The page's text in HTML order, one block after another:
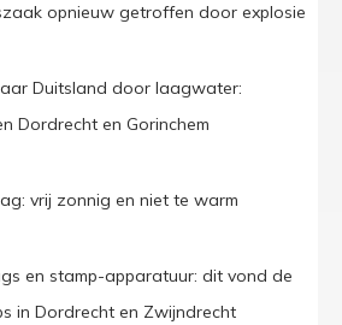
opnieuw getroffen door explosie
Duitsland door laagwater:
Dordrecht en Gorinchem
vrij zonnig en niet te warm
en stamp-apparatuur: dit vond de
in Dordrecht en Zwijndrecht